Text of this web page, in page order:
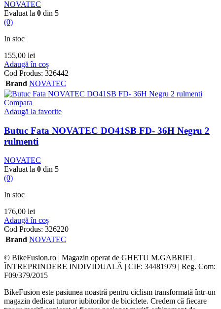
NOVATEC
Evaluat la 0 din 5
(0)
In stoc
155,00 lei
Adaugă în coș
Cod Produs: 326442
Brand NOVATEC
Compara
Adaugă la favorite
Butuc Fata NOVATEC DO41SB FD- 36H Negru 2
rulmenti
NOVATEC
Evaluat la 0 din 5
(0)
In stoc
176,00 lei
Adaugă în coș
Cod Produs: 326220
Brand NOVATEC
© BikeFusion.ro | Magazin operat de GHETU M.GABRIEL
ÎNTREPRINDERE INDIVIDUALĂ | CIF: 34481979 | Reg. Com:
F09/379/2015
BikeFusion este pasiunea noastră pentru ciclism transformată într-un
magazin dedicat tuturor iubitorilor de biciclete. Credem că fiecare